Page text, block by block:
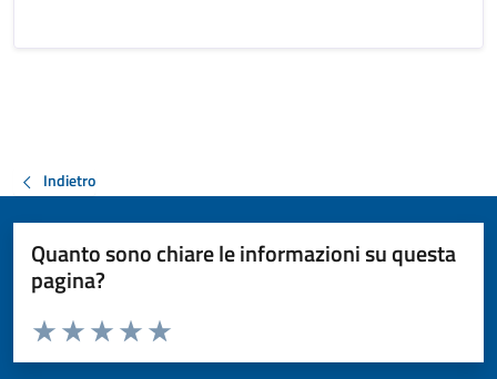
Indietro
Quanto sono chiare le informazioni su questa
pagina?
Valuta da 1 a 5 stelle la pagina
Valuta 5 stelle su 5
Valuta 4 stelle su 5
Valuta 3 stelle su 5
Valuta 2 stelle su 5
Valuta 1 stelle su 5